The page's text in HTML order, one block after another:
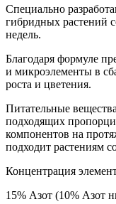
Специально
гибридных растений
недель.
Благодаря формуле
и микроэлементы в
роста и цветения.
Питательные
подходящих
компонентов на
подходит растениям
Концентрация
15% Азот (10% Азот